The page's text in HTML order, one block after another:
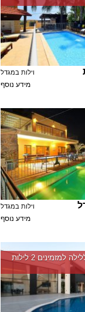
וילות במגדל
מידע נוסף
וילות במגדל
מידע נוסף
החל מ-‏9000 ₪ ללילה למזמינים 2 לילות